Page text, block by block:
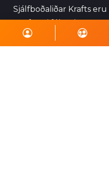
Sjálfboðaliðar Krafts
starfsemi félagsins og
viðburði, perlun og